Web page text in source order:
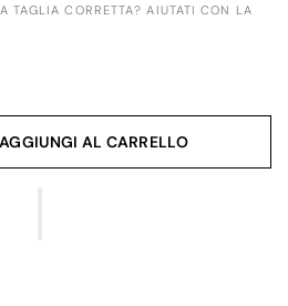
TAGLIA CORRETTA? AIUTATI CON LA
AGGIUNGI AL CARRELLO